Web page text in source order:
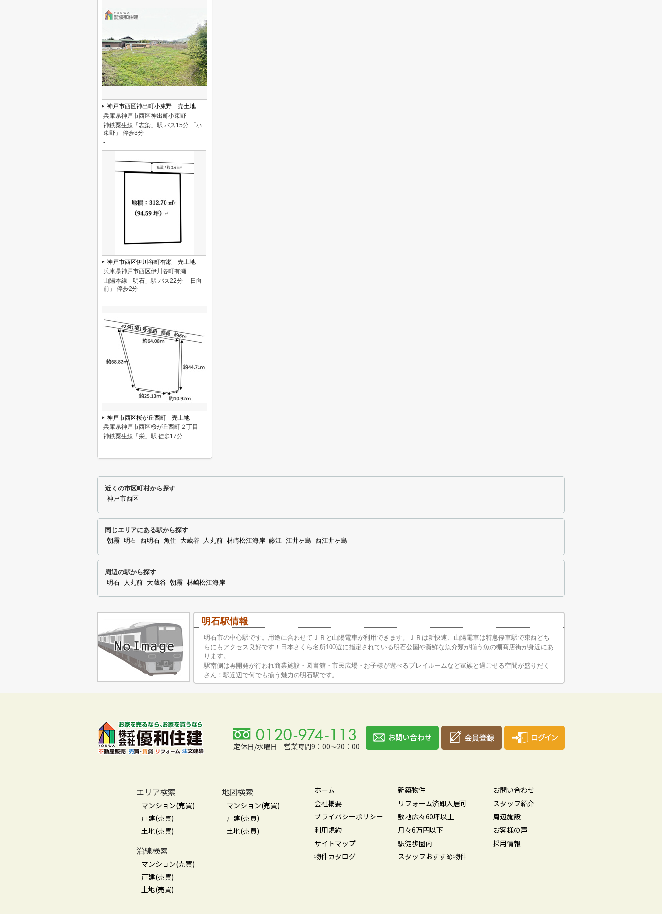
神戸市西区神出町小束野 売土地
兵庫県神戸市西区神出町小束野
神鉄粟生線「志染」駅 バス15分 「小
束野」 停歩3分
-
神戸市西区伊川谷町有瀬 売土地
兵庫県神戸市西区伊川谷町有瀬
山陽本線「明石」駅 バス22分 「日向
前」 停歩2分
-
神戸市西区桜が丘西町 売土地
兵庫県神戸市西区桜が丘西町２丁目
神鉄粟生線「栄」駅 徒歩17分
-
近くの市区町村から探す
神戸市西区
同じエリアにある駅から探す
朝霧 明石 西明石 魚住 大蔵谷 人丸前 林崎松江海岸 藤江 江井ヶ島 西江井ヶ島
周辺の駅から探す
明石 人丸前 大蔵谷 朝霧 林崎松江海岸
明石駅情報
明石市の中心駅です。用途に合わせてＪＲと山陽電車が利用できます。ＪＲは新快速、山陽電車は特急停車駅で東西どち
らにもアクセス良好です！日本さくら名所100選に指定されている明石公園や新鮮な魚介類が揃う魚の棚商店街が身近にあ
ります。
駅南側は再開発が行われ商業施設・図書館・市民広場・お子様が遊べるプレイルームなど家族と過ごせる空間が盛りだく
さん！駅近辺で何でも揃う魅力の明石駅です。
定休日/水曜日 営業時間9：00～20：00
エリア検索
マンション(売買)
戸建(売買)
土地(売買)
沿線検索
マンション(売買)
戸建(売買)
土地(売買)
地図検索
マンション(売買)
戸建(売買)
土地(売買)
ホーム
会社概要
プライバシーポリシー
利用規約
サイトマップ
物件カタログ
新築物件
リフォーム済即入居可
敷地広々60坪以上
月々6万円以下
駅徒歩圏内
スタッフおすすめ物件
お問い合わせ
スタッフ紹介
周辺施設
お客様の声
採用情報